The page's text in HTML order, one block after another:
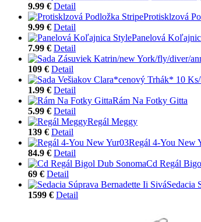
9.99 € Detail
Protisklzová
9.99 € Detail
Panelová
7.99 € Detail
109 € Detail
1.99 € Detail
Rám Na Fotky Gitta
5.99 € Detail
Regál Meggy
139 € Detail
Regál 4-You New
84.9 € Detail
Cd Regál
69 € Detail
Sedacia
1599 € Detail